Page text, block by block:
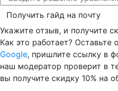
Получить гайд на почту
Укажите отзыв, и получите
Как это работает? Оставьте
Google, пришлите ссылку в
наш модератор проверит в
вы получите скидку 10% на